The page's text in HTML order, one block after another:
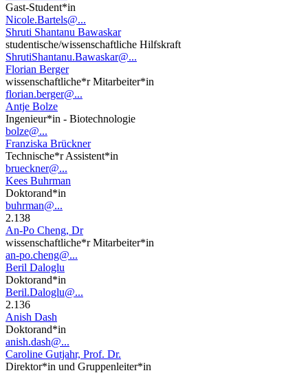
Gast-Student*in
Nicole.Bartels@...
Shruti Shantanu Bawaskar
studentische/wissenschaftliche Hilfskraft
ShrutiShantanu.Bawaskar@...
Florian Berger
wissenschaftliche*r Mitarbeiter*in
florian.berger@...
Antje Bolze
Ingenieur*in - Biotechnologie
bolze@...
Franziska Brückner
Technische*r Assistent*in
brueckner@...
Kees Buhrman
Doktorand*in
buhrman@...
2.138
An-Po Cheng, Dr
wissenschaftliche*r Mitarbeiter*in
an-po.cheng@...
Beril Daloglu
Doktorand*in
Beril.Daloglu@...
2.136
Anish Dash
Doktorand*in
anish.dash@...
Caroline Gutjahr, Prof. Dr.
Direktor*in und Gruppenleiter*in